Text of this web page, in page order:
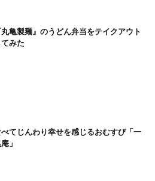
丸亀製麺』のうどん弁当をテイクアウト
てみた
てじんわり幸せを感じるおむすび「一
」